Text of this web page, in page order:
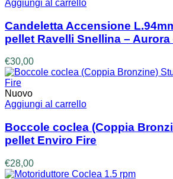
Aggiungi al carrello
Candeletta Accensione
pellet Ravelli Snellina – Aurora
€30,00
Nuovo
Aggiungi al carrello
Boccole coclea (Coppia
pellet Enviro Fire
€28,00